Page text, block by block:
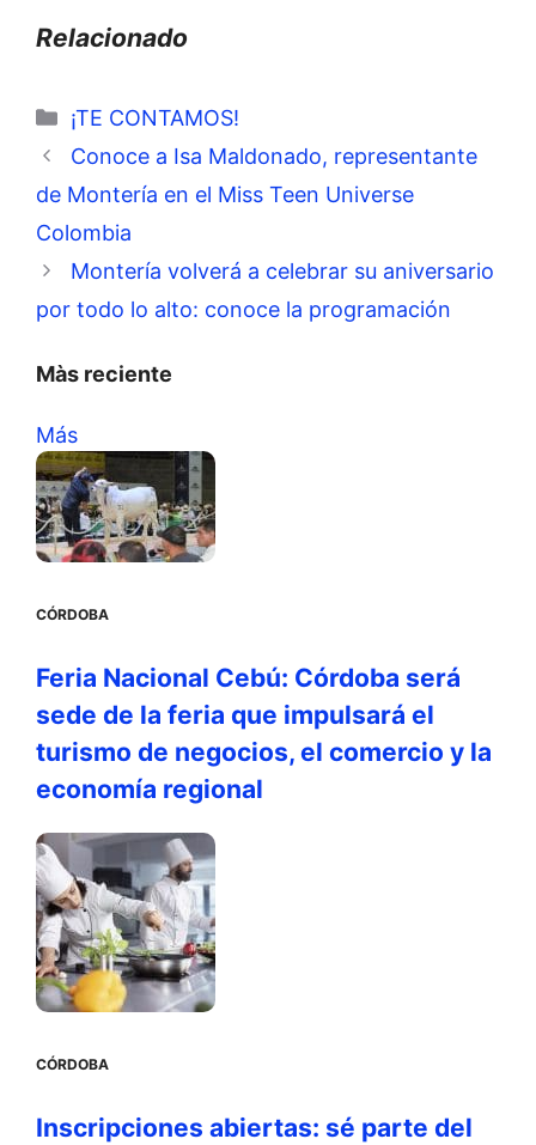
Relacionado
Categorías
¡TE CONTAMOS!
Conoce a Isa Maldonado, representante
de Montería en el Miss Teen Universe
Colombia
Montería volverá a celebrar su aniversario
por todo lo alto: conoce la programación
Màs reciente
Más
CÓRDOBA
Feria Nacional Cebú: Córdoba será
sede de la feria que impulsará el
turismo de negocios, el comercio y la
economía regional
CÓRDOBA
Inscripciones abiertas: sé parte del